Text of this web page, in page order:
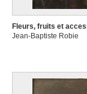
Fleurs, fruits et
Jean-Baptiste Robie